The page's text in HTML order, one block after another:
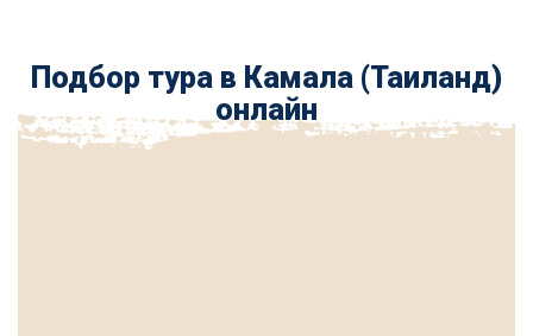
Подбор тура в Камала (Таиланд)
онлайн